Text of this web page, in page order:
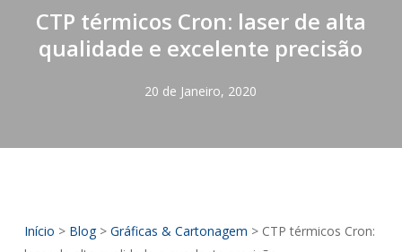
CTP térmicos Cron: laser de alta
qualidade e excelente precisão
20 de Janeiro, 2020
Início > Blog> Gráficas & Cartonagem > CTP térmicos Cron: